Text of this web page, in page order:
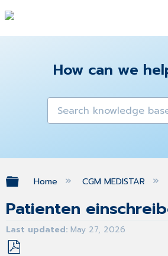
How can we
Expand/collapse
Home CGM MEDISTAR
Patienten
Last updated May 27, 2026